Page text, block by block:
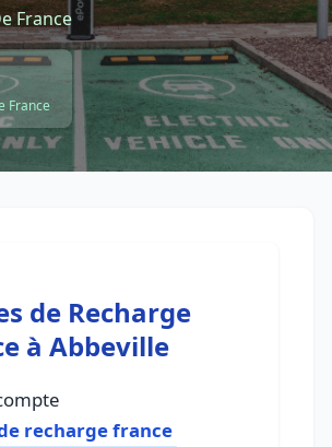
France
France
de Recharge
à Abbeville
recharge france